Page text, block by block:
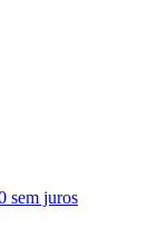
sem juros